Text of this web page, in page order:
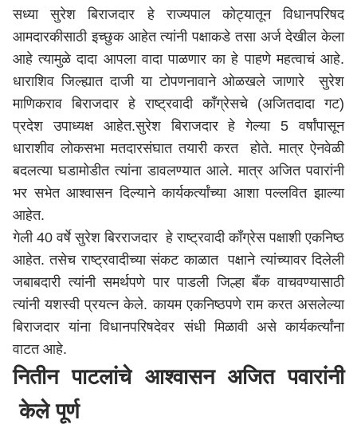
सध्या सुरेश बिराजदार हे राज्यपाल कोट्यातून विधानपरिषद
आमदारकीसाठी इच्छुक आहेत त्यांनी पक्षाकडे तसा अर्ज देखील केला
आहे त्यामुळे दादा आपला वादा पाळणार का हे पाहणे महत्वाचं आहे.
धाराशिव जिल्ह्यात दाजी या टोपणनावाने ओळखले जाणारे सुरेश
माणिकराव बिराजदार हे राष्ट्रवादी काँग्रेसचे (अजितदादा गट)
प्रदेश उपाध्यक्ष आहेत.सुरेश बिराजदार हे गेल्या 5 वर्षांपासून
धाराशीव लोकसभा मतदारसंघात तयारी करत होते. मात्र ऐनवेळी
बदलत्या घडामोडीत त्यांना डावलण्यात आले. मात्र अजित पवारांनी
भर सभेत आश्वासन दिल्याने कार्यकर्त्यांच्या आशा पल्लवित झाल्या
आहेत.
गेली 40 वर्षे सुरेश बिरराजदार हे राष्ट्रवादी काँग्रेस पक्षाशी एकनिष्ठ
आहेत. तसेच राष्ट्रवादीच्या संकट काळात पक्षाने त्यांच्यावर दिलेली
जबाबदारी त्यांनी समर्थपणे पार पाडली जिल्हा बँक वाचवण्यासाठी
त्यांनी यशस्वी प्रयत्न केले. कायम एकनिष्ठपणे राम करत असलेल्या
बिराजदार यांना विधानपरिषदेवर संधी मिळावी असे कार्यकर्त्यांना
वाटत आहे.
नितीन पाटलांचे आश्वासन अजित पवारांनी
केले पूर्ण